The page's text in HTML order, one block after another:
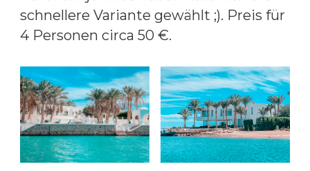
schnellere Variante gewählt ;). Preis für
4 Personen circa 50 €.